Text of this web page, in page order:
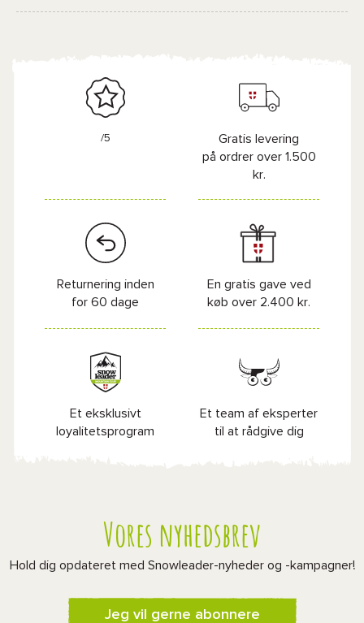
/5
Gratis levering
på ordrer over 1.500
kr.
Returnering inden
for 60 dage
En gratis gave ved
køb over 2.400 kr.
Et eksklusivt
loyalitetsprogram
Et team af eksperter
til at rådgive dig
Vores nyhedsbrev
Hold dig opdateret med Snowleader-nyheder og -kampagner!
Jeg vil gerne abonnere